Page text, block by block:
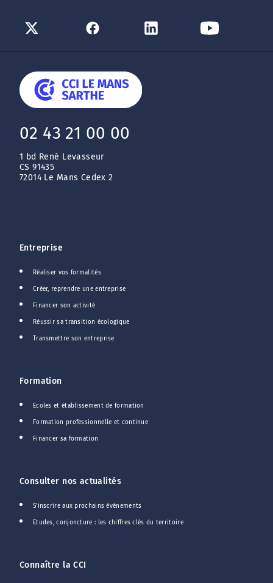
02 43 21 00 00
1 bd René Levasseur
CS 91435
72014 Le Mans Cedex 2
Entreprise
Réaliser vos formalités
Créer, reprendre une entreprise
Financer son activité
Réussir sa transition écologique
Transmettre son entreprise
Formation
Ecoles et établissement de formation
Formation professionnelle et continue
Financer sa formation
Consulter nos actualités
S'inscrire aux prochains événements
Etudes, conjoncture : les chiffres clés du territoire
Connaître la CCI